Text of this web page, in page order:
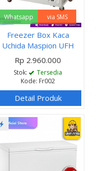
Whatsapp via SMS
Freezer Box Kaca
Uchida Maspion UFH
Rp 2.960.000
Stok:
Tersedia
Kode: Fr002
Detail Produk